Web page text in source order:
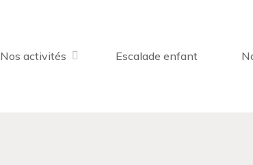
Nos activités Escalade enfant